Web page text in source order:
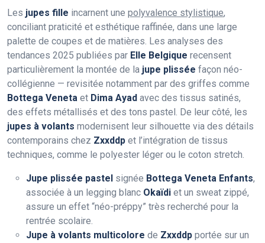
Les jupes fille incarnent une polyvalence stylistique,
conciliant praticité et esthétique raffinée, dans une large
palette de coupes et de matières. Les analyses des
tendances 2025 publiées par Elle Belgique recensent
particulièrement la montée de la jupe plissée façon néo-
collégienne — revisitée notamment par des griffes comme
Bottega Veneta et Dima Ayad avec des tissus satinés,
des effets métallisés et des tons pastel. De leur côté, les
jupes à volants modernisent leur silhouette via des détails
contemporains chez Zxxddp et l’intégration de tissus
techniques, comme le polyester léger ou le coton stretch.
Jupe plissée pastel signée Bottega Veneta Enfants,
associée à un legging blanc Okaïdi et un sweat zippé,
assure un effet “néo-préppy” très recherché pour la
rentrée scolaire.
Jupe à volants multicolore de Zxxddp portée sur un